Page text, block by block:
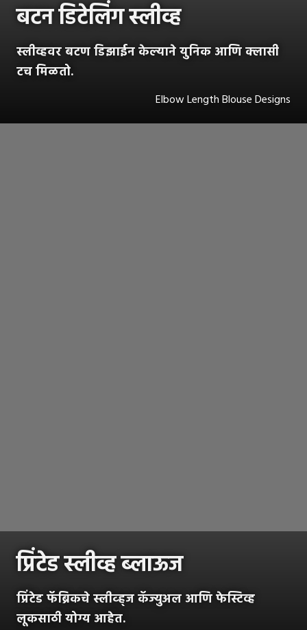
बटन डिटेलिंग स्लीव्ह
स्लीव्हवर बटण डिझाईन केल्याने युनिक आणि क्लासी
टच मिळतो.
Elbow Length Blouse Designs
प्रिंटेड स्लीव्ह ब्लाऊज
प्रिंटेड फॅब्रिकचे स्लीव्ह्ज कॅज्युअल आणि फेस्टिव्ह
लूकसाठी योग्य आहेत.